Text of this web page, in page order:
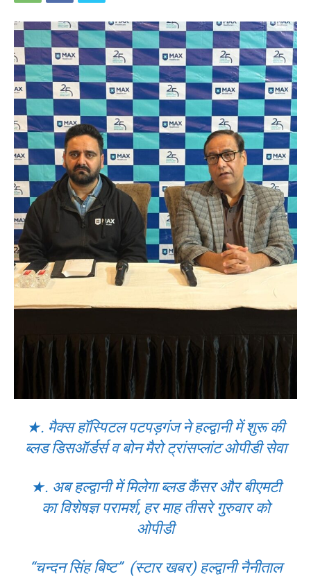
★. मैक्स हॉस्पिटल पटपड़गंज ने हल्द्वानी में शुरू की
ब्लड डिसऑर्डर्स व बोन मैरो ट्रांसप्लांट ओपीडी सेवा
★. अब हल्द्वानी में मिलेगा ब्लड कैंसर और बीएमटी
का विशेषज्ञ परामर्श, हर माह तीसरे गुरुवार को
ओपीडी
“चन्दन सिंह बिष्ट” (स्टार खबर) हल्द्वानी नैनीताल